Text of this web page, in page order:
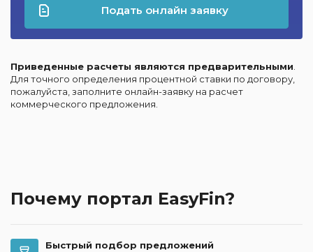
Подать онлайн заявку
Приведенные расчеты являются предварительными.
Для точного определения процентной ставки по договору,
пожалуйста, заполните онлайн-заявку на расчет
коммерческого предложения.
Почему портал EasyFin?
Быстрый подбор предложений